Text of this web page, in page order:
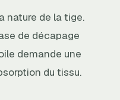
nature de la tige.
de décapage
demande une
du tissu.